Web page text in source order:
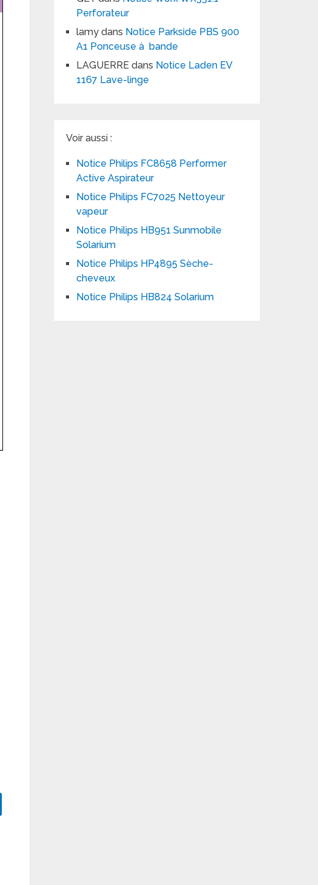
Perforateur
lamy dans Notice Parkside PBS 900
A1 Ponceuse à bande
LAGUERRE dans Notice Laden EV
1167 Lave-linge
Voir aussi :
Notice Philips FC8658 Performer
Active Aspirateur
Notice Philips FC7025 Nettoyeur
vapeur
Notice Philips HB951 Sunmobile
Solarium
Notice Philips HP4895 Sèche-
cheveux
Notice Philips HB824 Solarium